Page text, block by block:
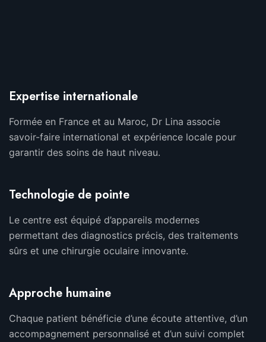
Expertise internationale
Formée en France et au Maroc, Dr Lina associe
savoir-faire international et expérience locale pour
garantir des soins de haut niveau.
Technologie de pointe
Le centre est équipé d’appareils modernes
permettant des diagnostics précis, des traitements
sûrs et une chirurgie oculaire innovante.
Approche humaine
Chaque patient bénéficie d’une écoute attentive, d’un
accompagnement personnalisé et d’un suivi complet